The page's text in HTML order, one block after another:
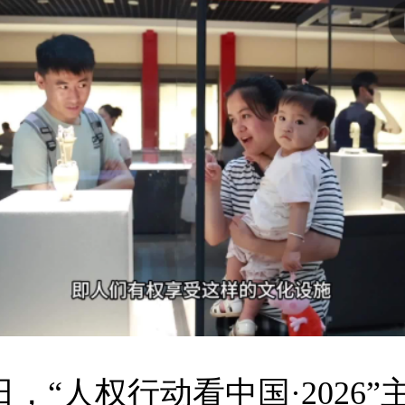
人权行动看中国·2026”